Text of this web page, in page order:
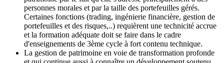
personnes morales et par la taille des portefeuilles gérés.
Certaines fonctions (trading, ingénierie financière, gestion de
portefeuilles et des risques,..) requièrent une technicité accrue
et la formation adéquate doit se faire dans le cadre
d'enseignements de 3ème cycle à fort contenu technique.
La gestion de patrimoine en voie de transformation profonde